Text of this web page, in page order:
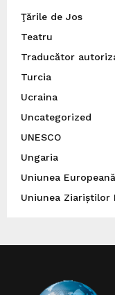
Ţările de Jos
Teatru
Traducător
Turcia
Ucraina
Uncategorized
UNESCO
Ungaria
Uniunea Europeană
Uniunea Ziariștilor